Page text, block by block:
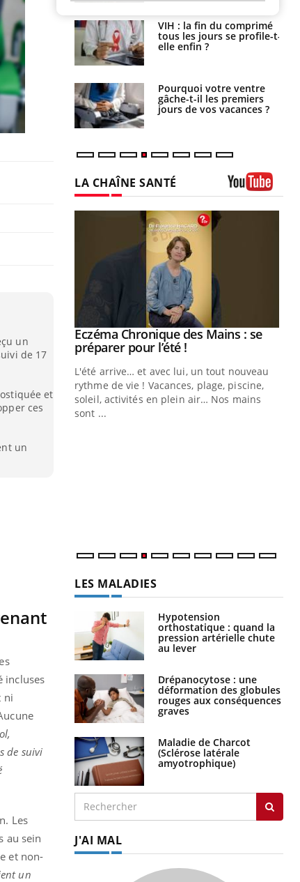
un
de 17
et
ces
un
incluses
ni
de suivi
Les
au sein
et non-
un
GLP-1
aussi les os
: ce qui
la prise en
VIH : la fin du comprimé
tous les jours se profile-t-
elle enfin ?
Pourquoi votre ventre
gâche-t-il les premiers
jours de vos vacances ?
LA CHAÎNE SANTÉ
: et si on
soignants.
Youtube
Eczéma Chronique des Mains : se
préparer pour l’été !Youtube
L'été arrive… et avec lui, un tout nouveau
rythme de vie ! Vacances, plage, piscine,
soleil, activités en plein air… Nos mains
sont ...
LES MALADIES
Hypotension
orthostatique : quand la
pression artérielle chute
au lever
Drépanocytose : une
déformation des globules
rouges aux conséquences
graves
Maladie de Charcot
(Sclérose latérale
amyotrophique)
J'AI MAL